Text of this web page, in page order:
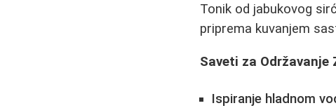
Tonik od jabukovog
priprema kuvanjem
Saveti za Održavanje
Ispiranje hladnom